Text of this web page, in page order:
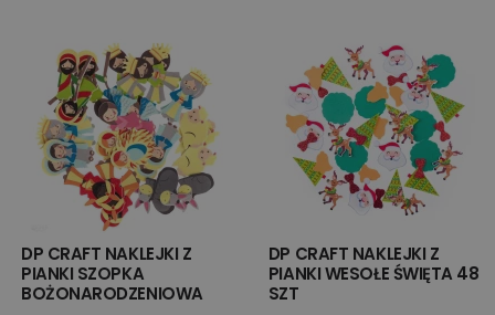
DP CRAFT NAKLEJKI Z
PIANKI SZOPKA
BOŻONARODZENIOWA
DP CRAFT NAKLEJKI Z
PIANKI WESOŁE ŚWIĘTA 48
SZT